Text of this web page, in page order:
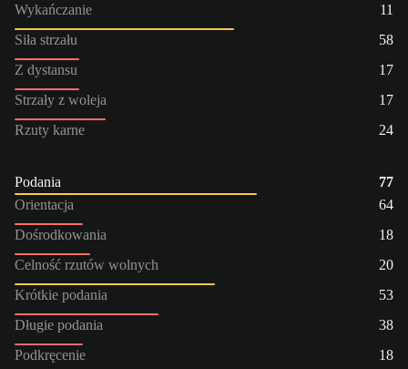
Wykańczanie
11
Siła strzału
58
Z dystansu
17
Strzały z woleja
17
Rzuty karne
24
Podania
77
Orientacja
64
Dośrodkowania
18
Celność rzutów wolnych
20
Krótkie podania
53
Długie podania
38
Podkręcenie
18